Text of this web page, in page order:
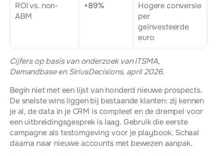
ROI vs. non-
ABM
+89%
Hogere conversie
per
geïnvesteerde
euro
Cijfers op basis van onderzoek van ITSMA,
Demandbase en SiriusDecisions, april 2026.
Begin niet met een lijst van honderd nieuwe prospects.
De snelste wins liggen bij bestaande klanten: zij kennen
je al, de data in je CRM is compleet en de drempel voor
een uitbreidingsgesprek is laag. Gebruik die eerste
campagne als testomgeving voor je playbook. Schaal
daarna naar nieuwe accounts met bewezen aanpak.